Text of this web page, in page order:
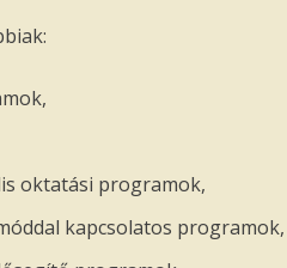
oktatási programok,
kapcsolatos programok,